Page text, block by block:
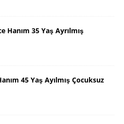
Hanım 35 Yaş Ayrılmış
45 Yaş Ayılmış Çocuksuz